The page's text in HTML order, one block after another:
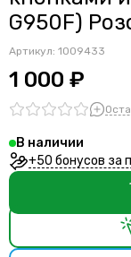
G950F)
Артикул: 1009433
1 000 ₽
В наличии
+50 бонусов за